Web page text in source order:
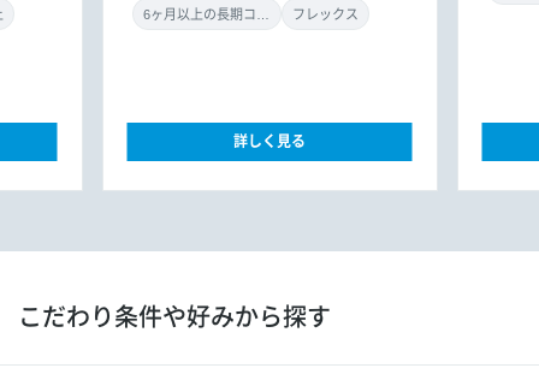
フレックス
詳しく見る
こだわり条件や好みから探す